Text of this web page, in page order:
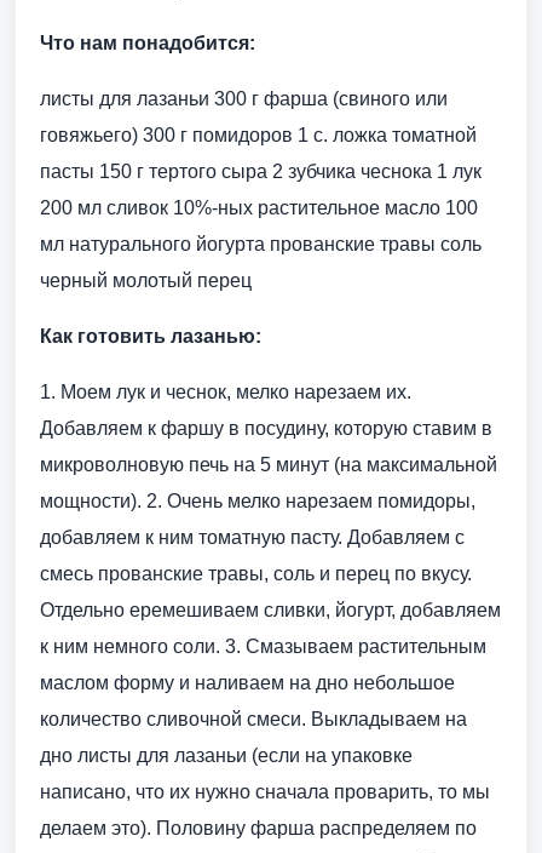
Что нам понадобится:
листы для лазаньи 300 г фарша (свиного или
говяжьего) 300 г помидоров 1 с. ложка томатной
пасты 150 г тертого сыра 2 зубчика чеснока 1 лук
200 мл сливок 10%-ных растительное масло 100
мл натурального йогурта прованские травы соль
черный молотый перец
Как готовить лазанью:
1. Моем лук и чеснок, мелко нарезаем их.
Добавляем к фаршу в посудину, которую ставим в
микроволновую печь на 5 минут (на максимальной
мощности). 2. Очень мелко нарезаем помидоры,
добавляем к ним томатную пасту. Добавляем с
смесь прованские травы, соль и перец по вкусу.
Отдельно еремешиваем сливки, йогурт, добавляем
к ним немного соли. 3. Смазываем растительным
маслом форму и наливаем на дно небольшое
количество сливочной смеси. Выкладываем на
дно листы для лазаньи (если на упаковке
написано, что их нужно сначала проварить, то мы
делаем это). Половину фарша распределяем по